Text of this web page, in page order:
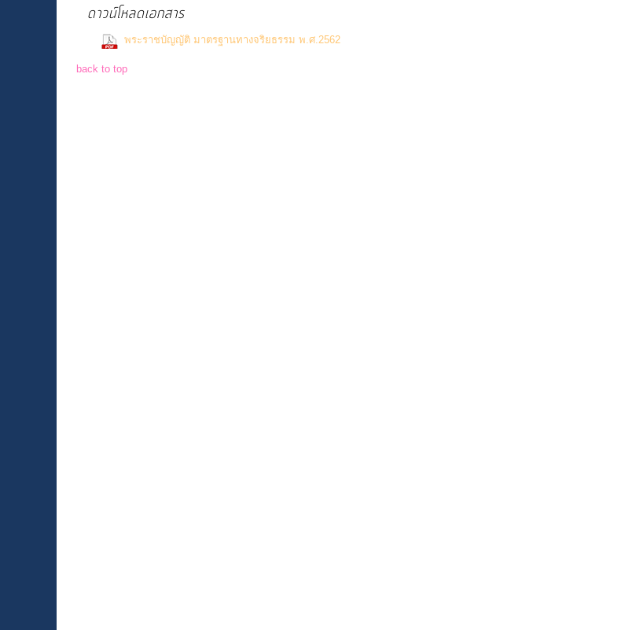
ดาวน์โหลดเอกสาร
พระราชบัญญัติ มาตรฐานทางจริยธรรม พ.ศ.2562
back to top